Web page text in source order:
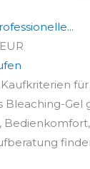
Bleaching-